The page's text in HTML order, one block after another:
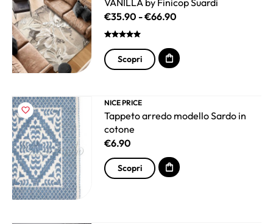
VANILLA by Finicop Suardi
€35.90 -€66.90
Scopri
NICE PRICE
Tappeto arredo modello Sardo in
cotone
€6.90
Scopri